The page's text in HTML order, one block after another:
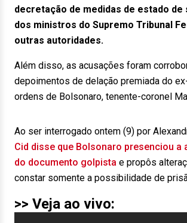
decretação de medidas de estado de
dos ministros do Supremo Tribunal
outras autoridades.
Além disso, as acusações foram
depoimentos de delação premiada do
ordens de Bolsonaro, tenente-coronel
Ao ser interrogado ontem (9) por
Cid disse que Bolsonaro presenciou a
do documento golpista e propôs
constar somente a possibilidade de
>> Veja ao vivo: